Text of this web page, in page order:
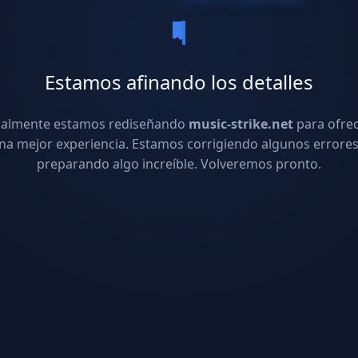
Estamos afinando los detalles
estamos rediseñando music-strike.net para
mejor experiencia. Estamos corrigiendo algunos
preparando algo increíble. Volveremos pronto.